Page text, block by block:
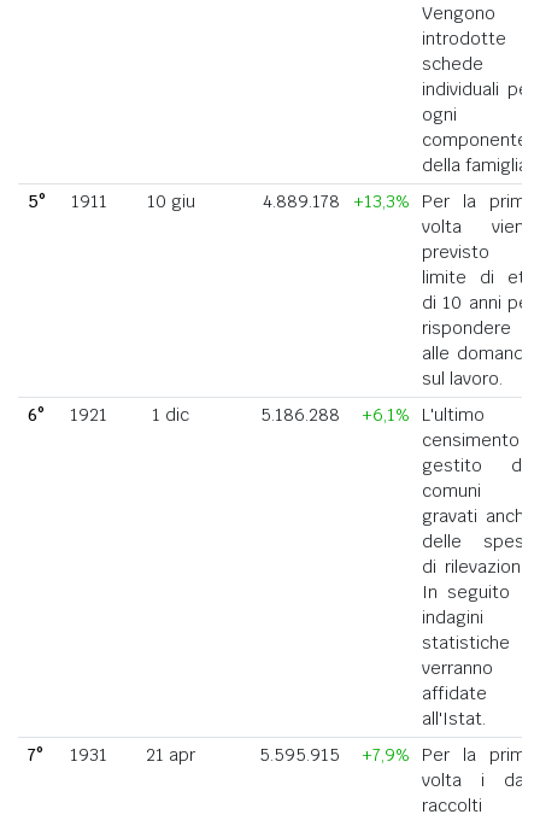
Vengono
introdotte
schede
individuali per
ogni
componente
della famiglia.
5°
1911 10 giu 4.889.178 +13,3%
Per la prima
volta viene
previsto il
limite di età
di 10 anni per
rispondere
alle domande
sul lavoro.
6°
1921 1 dic 5.186.288 +6,1%
L'ultimo
censimento
gestito dai
comuni
gravati anche
delle spese
di rilevazione.
In seguito le
indagini
statistiche
verranno
affidate
all'Istat.
7°
1931 21 apr 5.595.915 +7,9%
Per la prima
volta i dati
raccolti